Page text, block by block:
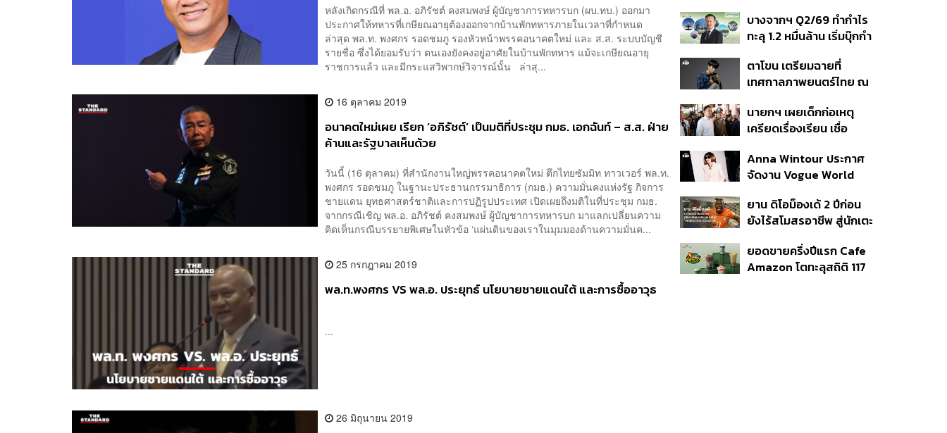
หลังเกิดกรณีที่ พล.อ. อภิรัชต์ คงสมพงษ์ ผู้บัญชาการทหารบก (ผบ.ทบ.) ออกมา
ประกาศให้ทหารที่เกษียณอายุต้องออกจากบ้านพักทหารภายในเวลาที่กำหนด
ล่าสุด พล.ท. พงศกร รอดชมภู รองหัวหน้าพรรคอนาคตใหม่ และ ส.ส. ระบบบัญชี
รายชื่อ ซึ่งได้ยอมรับว่า ตนเองยังคงอยู่อาศัยในบ้านพักทหาร แม้จะเกษียณอายุ
ราชการแล้ว และมีกระแสวิพากษ์วิจารณ์นั้น ล่าสุ...
16 ตุลาคม 2019
อนาคตใหม่เผย เรียก ‘อภิรัชต์’ เป็นมติที่ประชุม กมธ. เอกฉันท์ – ส.ส. ฝ่าย
ค้านและรัฐบาลเห็นด้วย
วันนี้ (16 ตุลาคม) ที่สำนักงานใหญ่พรรคอนาคตใหม่ ตึกไทยซัมมิท ทาวเวอร์ พล.ท.
พงศกร รอดชมภู ในฐานะประธานกรรมาธิการ (กมธ.) ความมั่นคงแห่งรัฐ กิจการ
ชายแดน ยุทธศาสตร์ชาติและการปฏิรูปประเทศ เปิดเผยถึงมติในที่ประชุม กมธ.
จากกรณีเชิญ พล.อ. อภิรัชต์ คงสมพงษ์ ผู้บัญชาการทหารบก มาแลกเปลี่ยนความ
คิดเห็นกรณีบรรยายพิเศษในหัวข้อ ‘แผ่นดินของเราในมุมมองด้านความมั่นค...
25 กรกฎาคม 2019
พล.ท.พงศกร VS พล.อ. ประยุทธ์ นโยบายชายแดนใต้ และการซื้ออาวุธ
...
26 มิถุนายน 2019
เนื่อง ประเมินปล่อยตัว
บางจากฯ Q2/69 ทำกำไร
ทะลุ 1.2 หมื่นล้าน เริ่มบุ๊กกำ
แรก หนุนรายได้ครึ่งปีทะลุ
3.2 แสนล้าน
ตาโขน เตรียมฉายที่
เทศกาลภาพยนตร์ไทย ณ
นายกฯ เผยเด็กก่อเหตุ
เครียดเรื่องเรียน เชื่อ
กระสุนอีกกว่า 30 นัด หาก
ไม่จบชีวิตตัวเองอาจสูญ
Anna Wintour ประกาศ
จัดงาน Vogue World
ยาน ดิโอม็องเด้ 2 ปีก่อน
ยังไร้สโมสรอาชีพ สู่นักเตะ
สัญญาถึงน้องสาวผู้ล่วง
ลับ
ยอดขายครึ่งปีแรก Cafe
Amazon โตทะลุสถิติ 117